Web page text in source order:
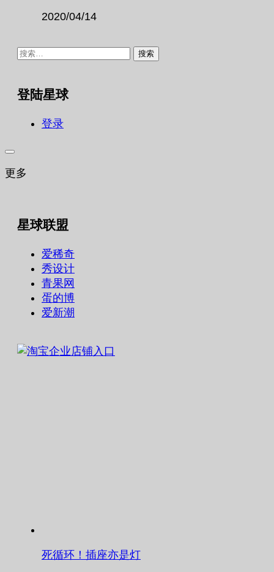
2020/04/14
搜
登陆星球
登录
更多
星球联盟
爱稀奇
秀设计
青果网
蛋的博
爱新潮
死循环！插座亦是灯